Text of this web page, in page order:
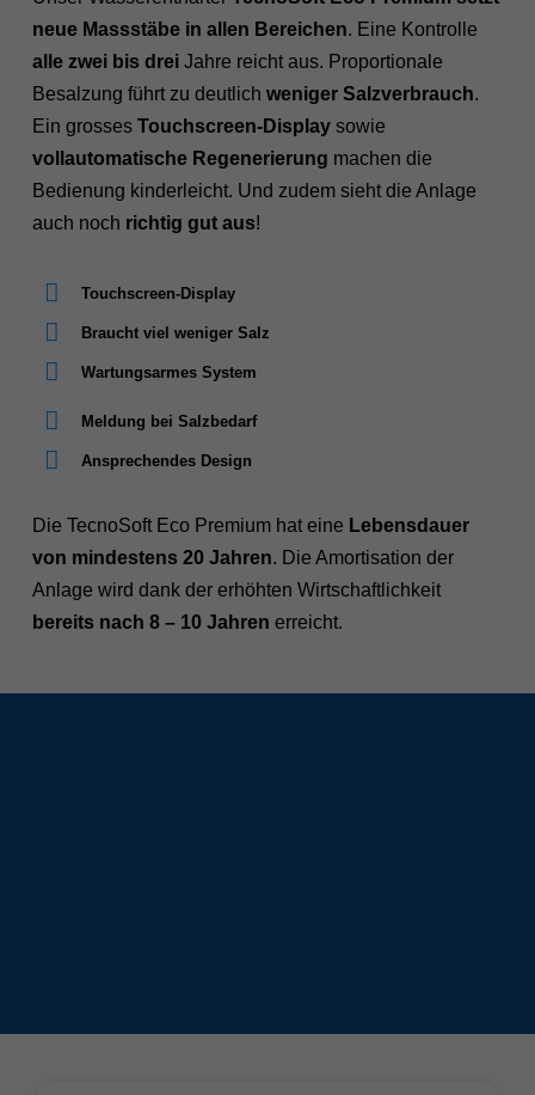
neue Massstäbe in allen Bereichen. Eine Kontrolle
alle zwei bis dreiJahre reicht aus. Proportionale
Besalzung führt zu deutlich weniger Salzverbrauch.
Ein grosses Touchscreen-Displaysowie
vollautomatische Regenerierung machen die
Bedienung kinderleicht. Und zudem sieht die Anlage
auch noch richtig gut aus!
Touchscreen-Display
Braucht viel weniger Salz
Wartungsarmes System
Meldung bei Salzbedarf
Ansprechendes Design
Die TecnoSoft Eco Premium hat eine Lebensdauer
von mindestens 20 Jahren. Die Amortisation der
Anlage wird dank der erhöhten Wirtschaftlichkeit
bereits nach 8 – 10 Jahren erreicht.